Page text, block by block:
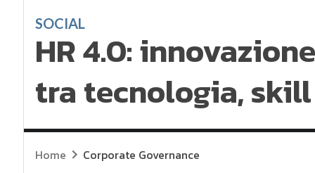
SOCIAL
HR 4.0:
tra tecnologia,
Home Corporate Governance